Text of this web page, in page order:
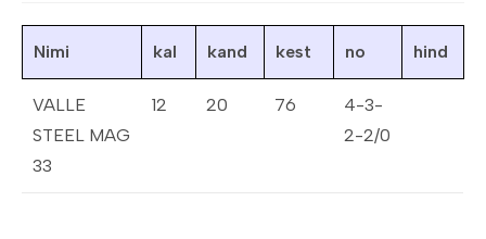
Nimi kal kand kest no hind
VALLE
STEEL MAG
33
12 20 76
4-3-
2-2/0